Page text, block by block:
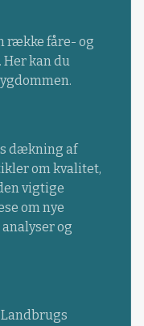
række fåre- og
kan du
dækning af
om kvalitet,
vigtige
om nye
og